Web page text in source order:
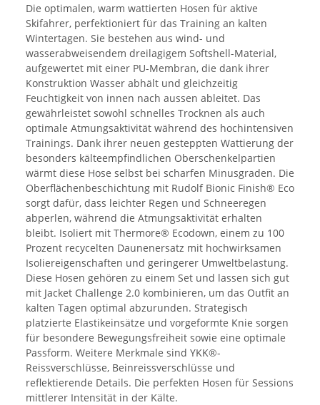
Die optimalen, warm wattierten Hosen für aktive
Skifahrer, perfektioniert für das Training an kalten
Wintertagen. Sie bestehen aus wind- und
wasserabweisendem dreilagigem Softshell-Material,
aufgewertet mit einer PU-Membran, die dank ihrer
Konstruktion Wasser abhält und gleichzeitig
Feuchtigkeit von innen nach aussen ableitet. Das
gewährleistet sowohl schnelles Trocknen als auch
optimale Atmungsaktivität während des hochintensiven
Trainings. Dank ihrer neuen gesteppten Wattierung der
besonders kälteempfindlichen Oberschenkelpartien
wärmt diese Hose selbst bei scharfen Minusgraden. Die
Oberflächenbeschichtung mit Rudolf Bionic Finish® Eco
sorgt dafür, dass leichter Regen und Schneeregen
abperlen, während die Atmungsaktivität erhalten
bleibt. Isoliert mit Thermore® Ecodown, einem zu 100
Prozent recycelten Daunenersatz mit hochwirksamen
Isoliereigenschaften und geringerer Umweltbelastung.
Diese Hosen gehören zu einem Set und lassen sich gut
mit Jacket Challenge 2.0 kombinieren, um das Outfit an
kalten Tagen optimal abzurunden. Strategisch
platzierte Elastikeinsätze und vorgeformte Knie sorgen
für besondere Bewegungsfreiheit sowie eine optimale
Passform. Weitere Merkmale sind YKK®-
Reissverschlüsse, Beinreissverschlüsse und
reflektierende Details. Die perfekten Hosen für Sessions
mittlerer Intensität in der Kälte.